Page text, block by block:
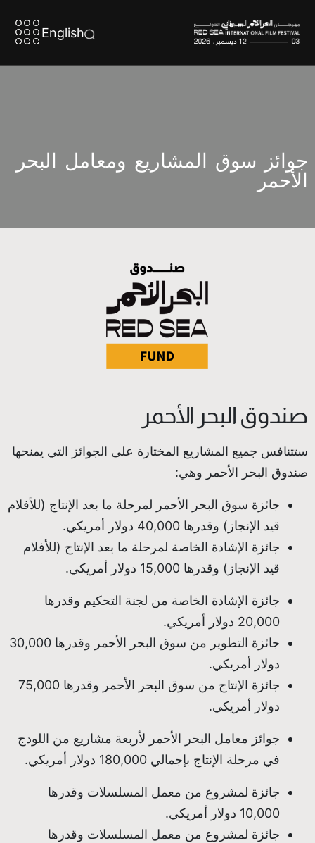
English
جوائز سوق المشاريع ومعامل البحر
الأحمر
صندوق البحر الأحمر
ستتنافس جميع المشاريع المختارة على الجوائز التي يمنحها
صندوق البحر الأحمر وهي:
جائزة سوق البحر الأحمر لمرحلة ما بعد الإنتاج (للأفلام
قيد الإنجاز) وقدرها 40,000 دولار أمريكي.
جائزة الإشادة الخاصة لمرحلة ما بعد الإنتاج (للأفلام
قيد الإنجاز) وقدرها 15,000 دولار أمريكي.
جائزة الإشادة الخاصة من لجنة التحكيم وقدرها
20,000 دولار أمريكي.
جائزة التطوير من سوق البحر الأحمر وقدرها 30,000
دولار أمريكي.
جائزة الإنتاج من سوق البحر الأحمر وقدرها 75,000
دولار أمريكي.
جوائز معامل البحر الأحمر لأربعة مشاريع من اللودج
في مرحلة الإنتاج بإجمالي 180,000 دولار أمريكي.
جائزة لمشروع من معمل المسلسلات وقدرها
10,000 دولار أمريكي.
جائزة لمشروع من معمل المسلسلات وقدرها